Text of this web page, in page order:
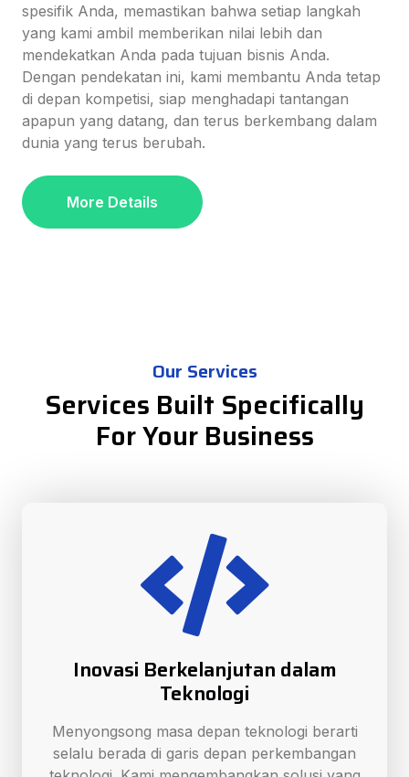
spesifik Anda, memastikan bahwa setiap langkah
yang kami ambil memberikan nilai lebih dan
mendekatkan Anda pada tujuan bisnis Anda.
Dengan pendekatan ini, kami membantu Anda tetap
di depan kompetisi, siap menghadapi tantangan
apapun yang datang, dan terus berkembang dalam
dunia yang terus berubah.
More Details
Our Services
Services Built Specifically
For Your Business
Inovasi Berkelanjutan dalam
Teknologi
Menyongsong masa depan teknologi berarti
selalu berada di garis depan perkembangan